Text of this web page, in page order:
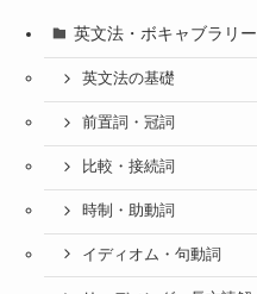
英文法・ボキャブラリー
英文法の基礎
前置詞・冠詞
比較・接続詞
時制・助動詞
イディオム・句動詞